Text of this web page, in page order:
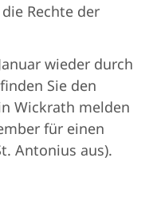
Rechte der
wieder durch
Sie den
Wickrath melden
für einen
Antonius aus).